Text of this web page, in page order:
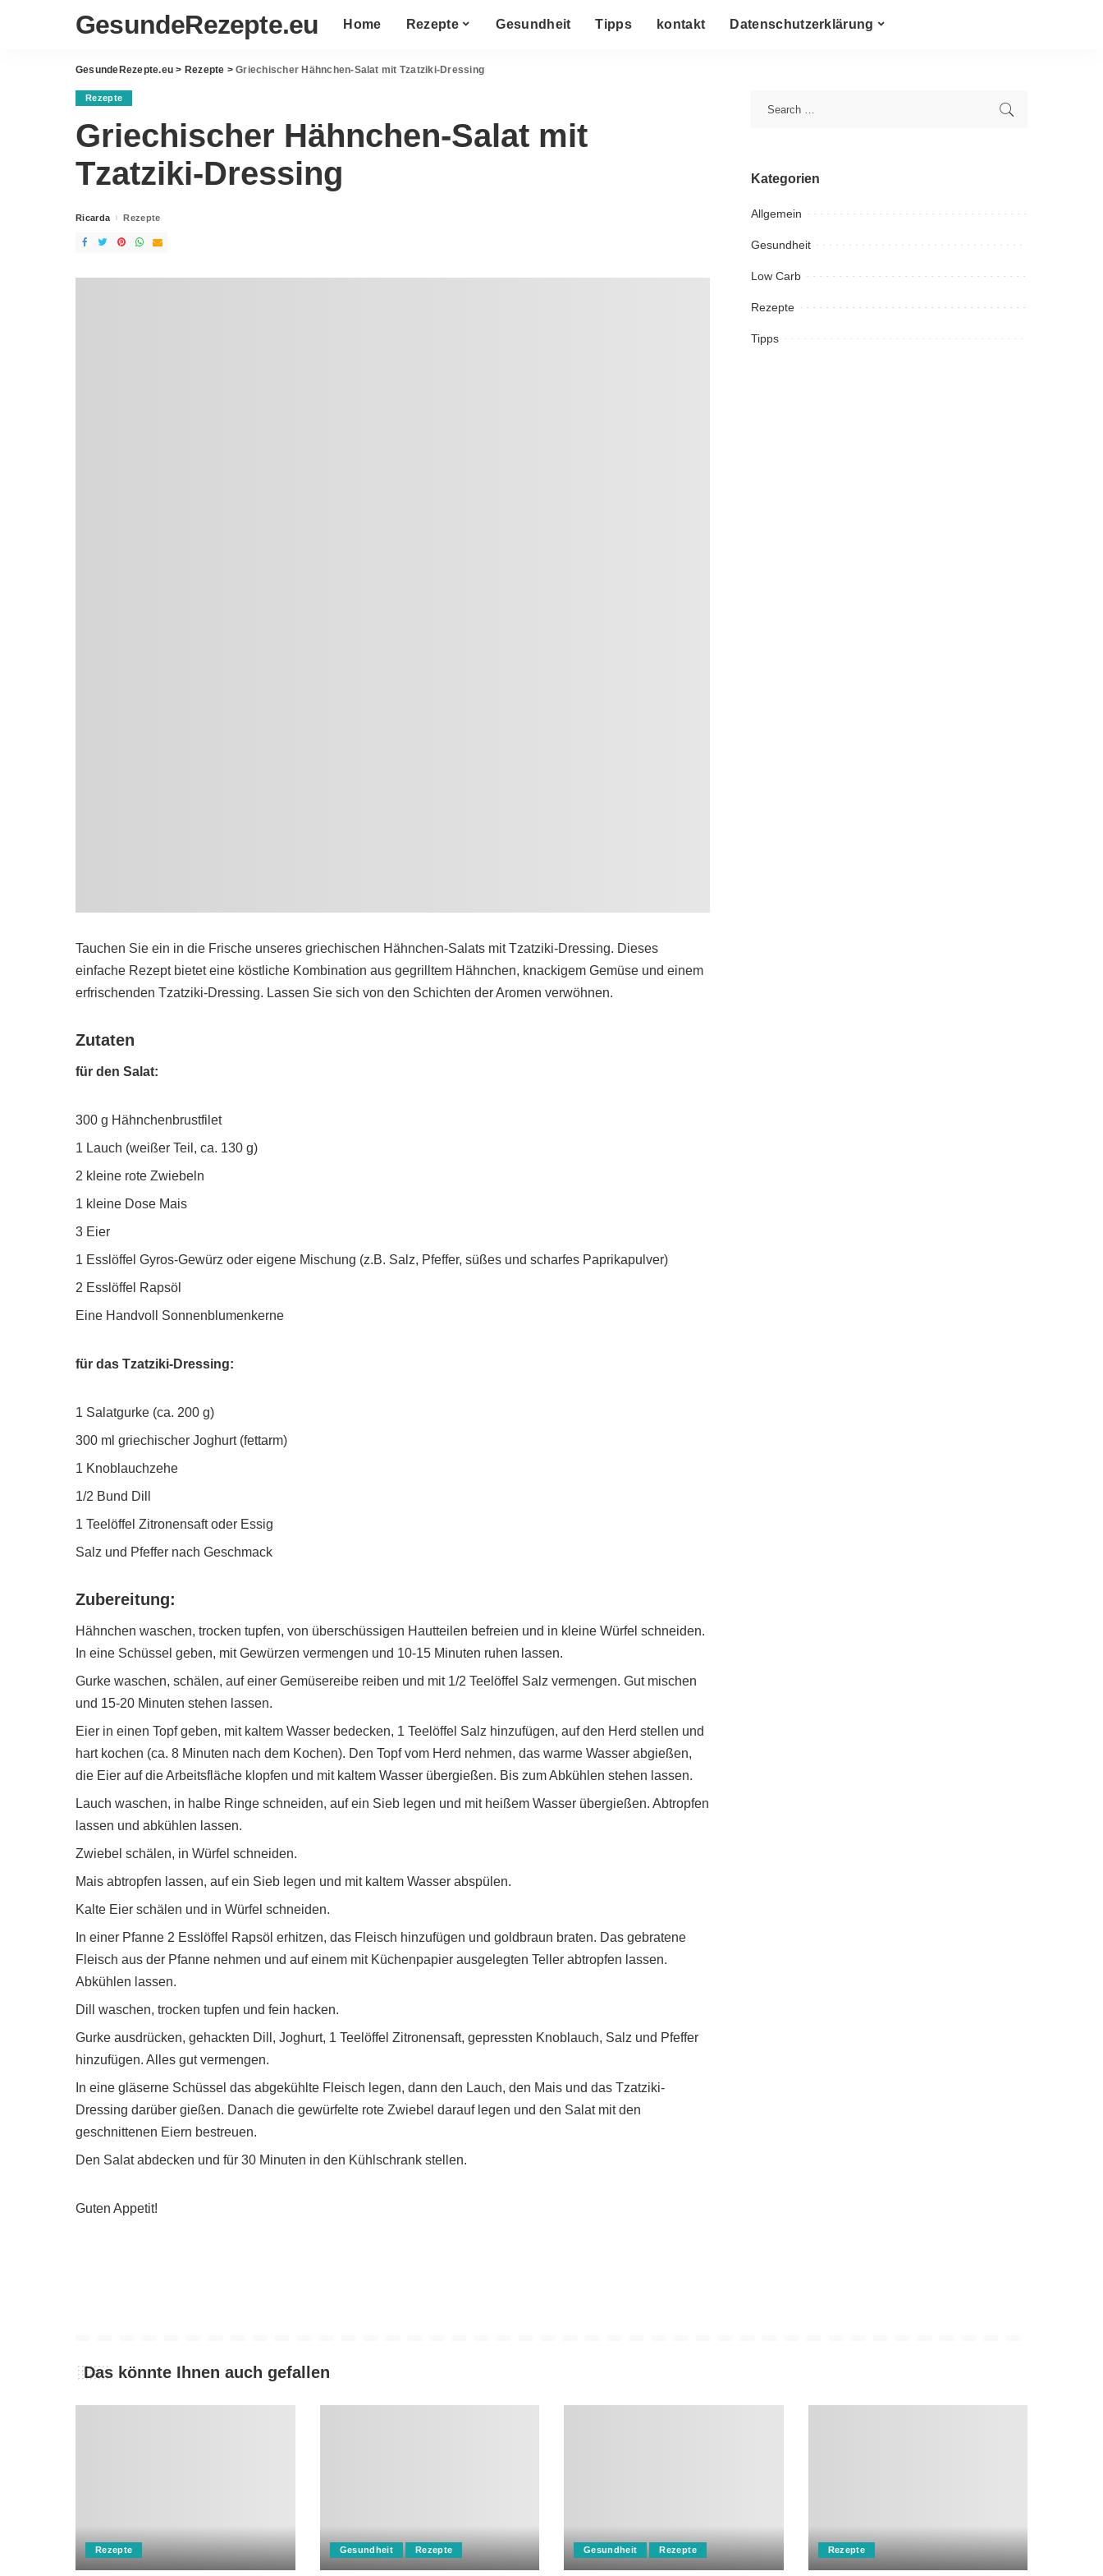
GesundeRezepte.eu Home Rezepte Gesundheit Tipps kontakt Datenschutzerklärung
GesundeRezepte.eu > Rezepte >Griechischer Hähnchen-Salat mit Tzatziki-Dressing
Rezepte
Griechischer Hähnchen-Salat mit
Tzatziki-Dressing
Posted
Ricarda Rezepte
Tauchen Sie ein in die Frische unseres griechischen Hähnchen-Salats mit Tzatziki-Dressing. Dieses
einfache Rezept bietet eine köstliche Kombination aus gegrilltem Hähnchen, knackigem Gemüse und einem
erfrischenden Tzatziki-Dressing. Lassen Sie sich von den Schichten der Aromen verwöhnen.
Zutaten
für den Salat:
300 g Hähnchenbrustfilet
1 Lauch (weißer Teil, ca. 130 g)
2 kleine rote Zwiebeln
1 kleine Dose Mais
3 Eier
1 Esslöffel Gyros-Gewürz oder eigene Mischung (z.B. Salz, Pfeffer, süßes und scharfes Paprikapulver)
2 Esslöffel Rapsöl
Eine Handvoll Sonnenblumenkerne
für das Tzatziki-Dressing:
1 Salatgurke (ca. 200 g)
300 ml griechischer Joghurt (fettarm)
1 Knoblauchzehe
1/2 Bund Dill
1 Teelöffel Zitronensaft oder Essig
Salz und Pfeffer nach Geschmack
Zubereitung:
Hähnchen waschen, trocken tupfen, von überschüssigen Hautteilen befreien und in kleine Würfel schneiden.
In eine Schüssel geben, mit Gewürzen vermengen und 10-15 Minuten ruhen lassen.
Gurke waschen, schälen, auf einer Gemüsereibe reiben und mit 1/2 Teelöffel Salz vermengen. Gut mischen
und 15-20 Minuten stehen lassen.
Eier in einen Topf geben, mit kaltem Wasser bedecken, 1 Teelöffel Salz hinzufügen, auf den Herd stellen und
hart kochen (ca. 8 Minuten nach dem Kochen). Den Topf vom Herd nehmen, das warme Wasser abgießen,
die Eier auf die Arbeitsfläche klopfen und mit kaltem Wasser übergießen. Bis zum Abkühlen stehen lassen.
Lauch waschen, in halbe Ringe schneiden, auf ein Sieb legen und mit heißem Wasser übergießen. Abtropfen
lassen und abkühlen lassen.
Zwiebel schälen, in Würfel schneiden.
Mais abtropfen lassen, auf ein Sieb legen und mit kaltem Wasser abspülen.
Kalte Eier schälen und in Würfel schneiden.
In einer Pfanne 2 Esslöffel Rapsöl erhitzen, das Fleisch hinzufügen und goldbraun braten. Das gebratene
Fleisch aus der Pfanne nehmen und auf einem mit Küchenpapier ausgelegten Teller abtropfen lassen.
Abkühlen lassen.
Dill waschen, trocken tupfen und fein hacken.
Gurke ausdrücken, gehackten Dill, Joghurt, 1 Teelöffel Zitronensaft, gepressten Knoblauch, Salz und Pfeffer
hinzufügen. Alles gut vermengen.
In eine gläserne Schüssel das abgekühlte Fleisch legen, dann den Lauch, den Mais und das Tzatziki-
Dressing darüber gießen. Danach die gewürfelte rote Zwiebel darauf legen und den Salat mit den
geschnittenen Eiern bestreuen.
Den Salat abdecken und für 30 Minuten in den Kühlschrank stellen.
Guten Appetit!
Kategorien
Allgemein
Gesundheit
Low Carb
Rezepte
Tipps
Das könnte Ihnen auch gefallen
Rezepte Gesundheit Rezepte Gesundheit Rezepte Rezepte